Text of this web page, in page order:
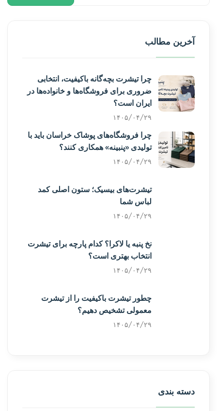
آخرین مطالب
چرا تیشرت بچه‌گانه باکیفیت، انتخابی
ضروری برای فروشگاه‌ها و خانواده‌ها در
ایران است؟
۱۴۰۵/۰۴/۲۹
چرا فروشگاه‌های پوشاک خراسان باید با
تولیدی «پنبینه» همکاری کنند؟
۱۴۰۵/۰۴/۲۹
تیشرت‌های بیسیک؛ ستون اصلی کمد
لباس شما
۱۴۰۵/۰۴/۲۹
نخ پنبه یا لاکرا؟ کدام پارچه برای تیشرت
انتخاب بهتری است؟
۱۴۰۵/۰۴/۲۹
چطور تیشرت باکیفیت را از تیشرت
معمولی تشخیص دهیم؟
۱۴۰۵/۰۴/۲۹
دسته بندی